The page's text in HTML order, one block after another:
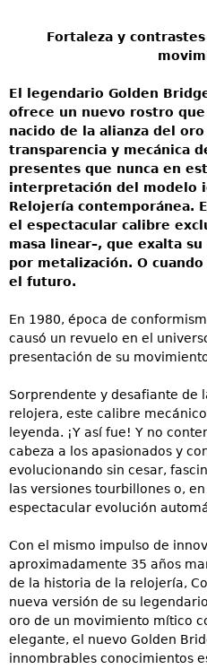
Fortaleza y
El legendario Golden
ofrece un nuevo rostro
nacido de la alianza del
transparencia y mecánica
presentes que nunca en
interpretación del modelo
Relojería contemporánea.
el espectacular calibre
masa linear–, que exalta
por metalización. O
el futuro.
En 1980, época de
causó un revuelo en el
presentación de su
Sorprendente y desafiante de
relojera, este calibre
leyenda. ¡Y así fue! Y no
cabeza a los apasionados y
evolucionando sin cesar,
las versiones tourbillones o,
espectacular evolución
Con el mismo impulso de
aproximadamente 35 años
de la historia de la relojería,
nueva versión de su
oro de un movimiento mítico
elegante, el nuevo Golden
innombrables conocimientos